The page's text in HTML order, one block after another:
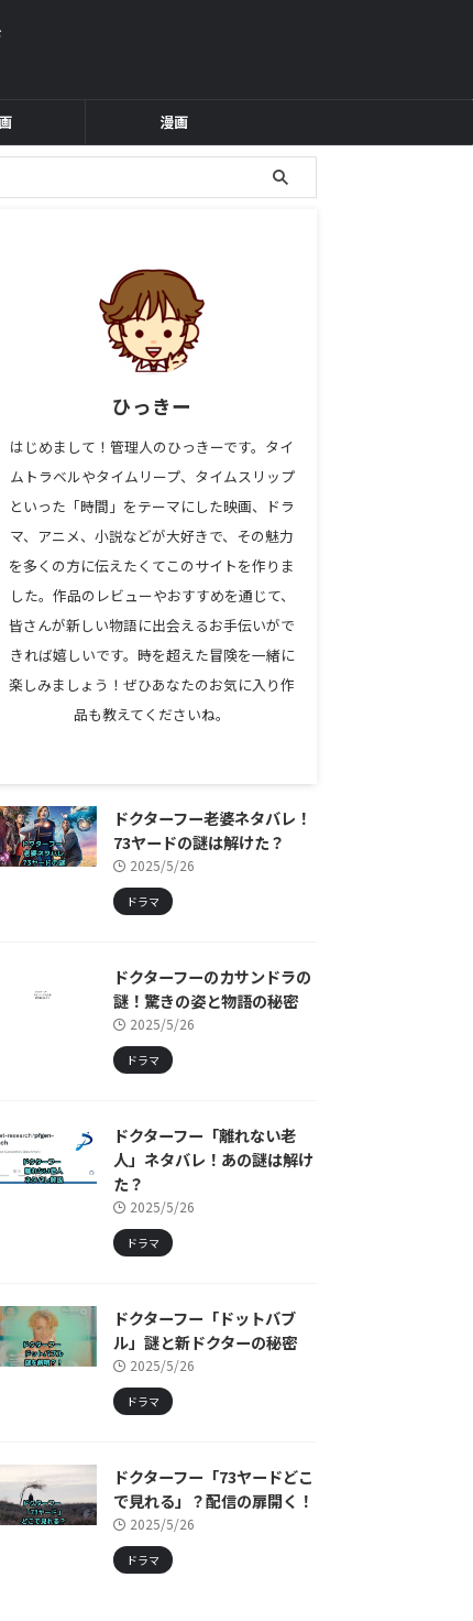
漫画
ひっきー
はじめまして！管理人のひっきーです。タイ
ムトラベルやタイムリープ、タイムスリップ
といった「時間」をテーマにした映画、ドラ
マ、アニメ、小説などが大好きで、その魅力
を多くの方に伝えたくてこのサイトを作りま
した。作品のレビューやおすすめを通じて、
皆さんが新しい物語に出会えるお手伝いがで
きれば嬉しいです。時を超えた冒険を一緒に
楽しみましょう！ぜひあなたのお気に入り作
品も教えてくださいね。
ドクターフー老婆ネタバレ！
73ヤードの謎は解けた？
2025/5/26
ドラマ
ドクターフーのカサンドラの
謎！驚きの姿と物語の秘密
2025/5/26
ドラマ
ドクターフー「離れない老
人」ネタバレ！あの謎は解け
た？
2025/5/26
ドラマ
ドクターフー「ドットバブ
ル」謎と新ドクターの秘密
2025/5/26
ドラマ
ドクターフー「73ヤードどこ
で見れる」？配信の扉開く！
2025/5/26
ドラマ